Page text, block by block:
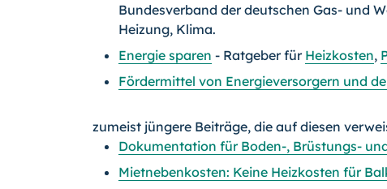
Bundesverband der deutschen Gas- und
Heizung, Klima.
Energie sparen - Ratgeber für Heizkosten,
Fördermittel von Energieversorgern und
zumeist jüngere Beiträge, die auf diesen
Dokumentation für Boden-, Brüstungs-
Mietnebenkosten: Keine Heizkosten für